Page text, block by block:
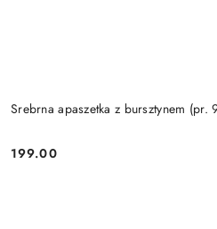
Srebrna apaszetka z bursztynem (pr.
Cena:
199.00